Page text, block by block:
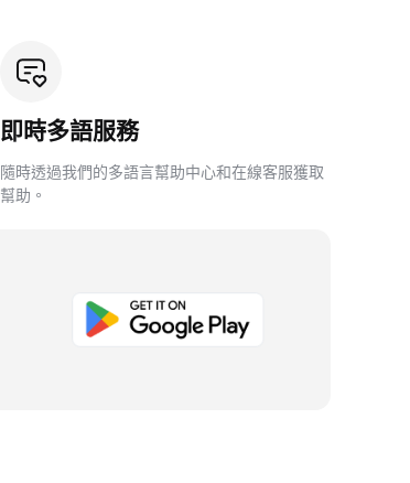
即時多語服務
隨時透過我們的多語言幫助中心和在線客服獲取
幫助。